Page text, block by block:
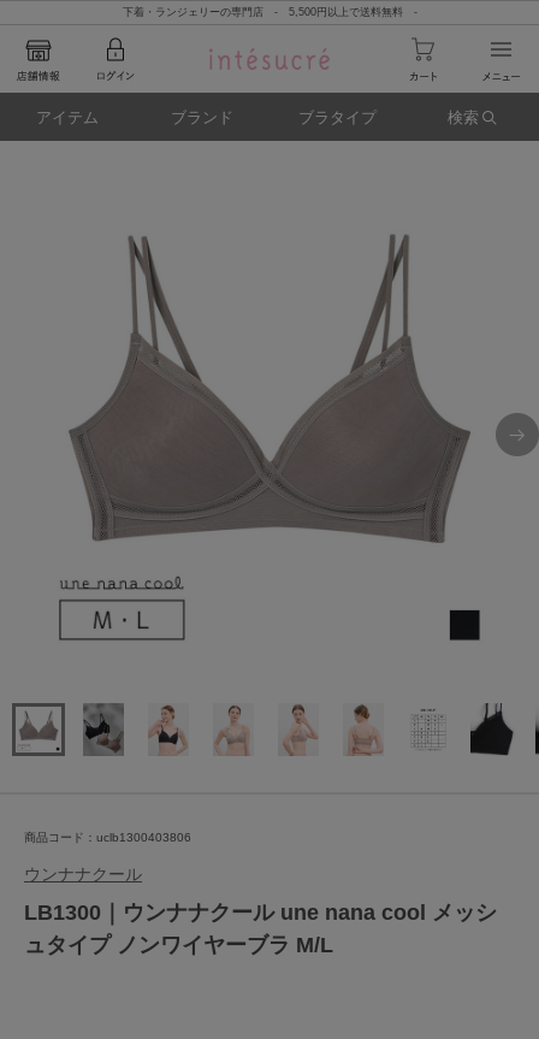
下着・ランジェリーの専門店 - 5,500円以上で送料無料 -
アイテム ブランド ブラタイプ 検索
商品コード：uclb1300403806
ウンナナクール
LB1300｜ウンナナクール une nana cool メッシ
ュタイプ ノンワイヤーブラ M/L